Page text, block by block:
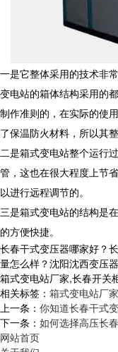
一是它整体采用的技术非
变电站的箱体结构采用的
制作准则的，在实际的使
了保温防火材料，所以其
二是箱式变电站整个运行
管，这也在很大程度上节
以进行远程调节的。
三是箱式变电站的结构是
的方便快捷。
长春干式变压器哪家好？
量怎么样？沈阳沈西变压
箱式变电站厂家,长春开关
相关标签： 箱式变电站厂家
上一条： 你知道长春干式
下一条： 如何选择高压长
网站首页